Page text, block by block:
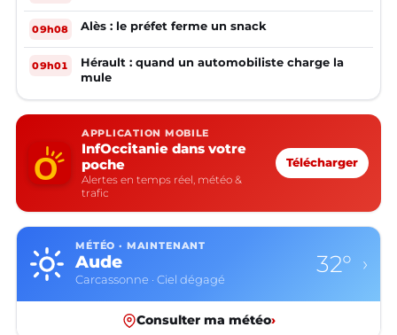
09h08 Alès : le préfet ferme un snack
09h01
Hérault : quand un automobiliste charge la
mule
APPLICATION MOBILE
InfOccitanie dans votre
poche
Alertes en temps réel, météo &
trafic
Télécharger
MÉTÉO · MAINTENANT
Aude
Carcassonne · Ciel dégagé
32° ›
Consulter ma météo›